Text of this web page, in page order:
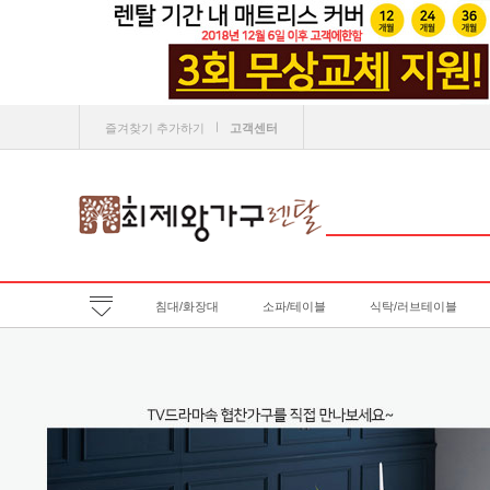
즐겨찾기 추가하기 ㅣ 고객센터
침대/화장대 소파/테이블 식탁/러브테이블